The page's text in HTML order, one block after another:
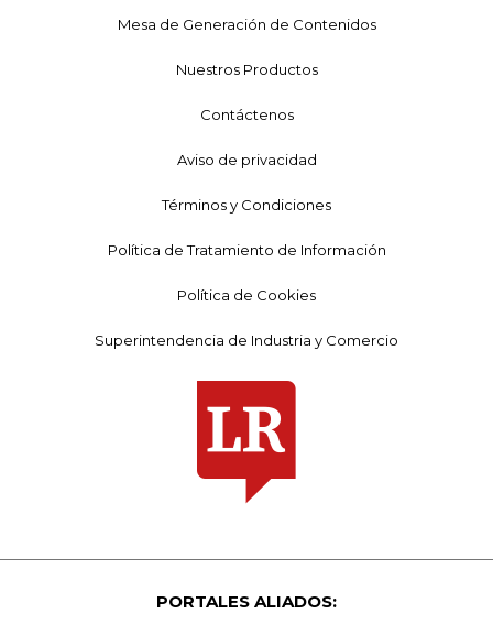
Mesa de Generación de Contenidos
Nuestros Productos
Contáctenos
Aviso de privacidad
Términos y Condiciones
Política de Tratamiento de Información
Política de Cookies
Superintendencia de Industria y Comercio
PORTALES ALIADOS: